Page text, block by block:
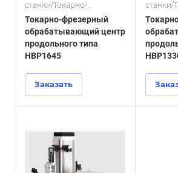
станки/Токарно-
фрезерные
обрабатывающие центры
с ЧПУ по металлу
Токарно-фрезерный
обрабатывающий центр
продольного типа
HBP1645
Заказать
станки/
с ЧПУ